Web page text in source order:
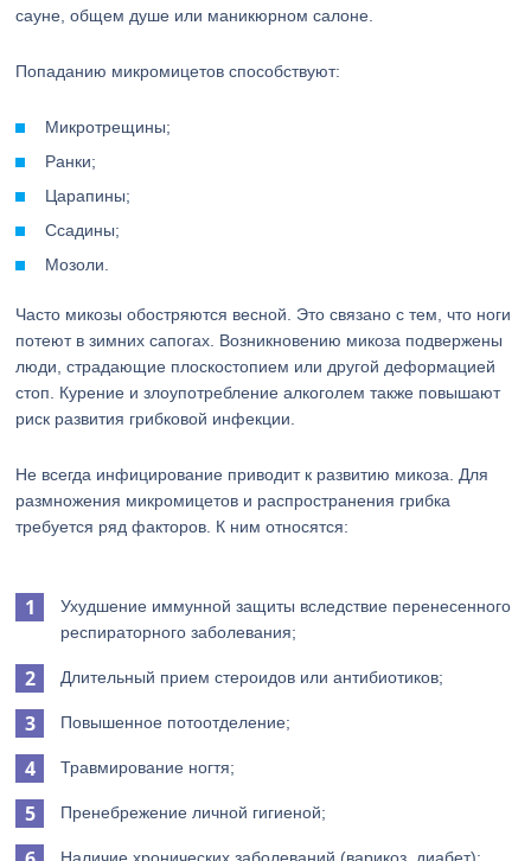
сауне, общем душе или маникюрном салоне.
Попаданию микромицетов способствуют:
Микротрещины;
Ранки;
Царапины;
Ссадины;
Мозоли.
Часто микозы обостряются весной. Это связано с тем, что ноги
потеют в зимних сапогах. Возникновению микоза подвержены
люди, страдающие плоскостопием или другой деформацией
стоп. Курение и злоупотребление алкоголем также повышают
риск развития грибковой инфекции.
Не всегда инфицирование приводит к развитию микоза. Для
размножения микромицетов и распространения грибка
требуется ряд факторов. К ним относятся:
Ухудшение иммунной защиты вследствие перенесенного
респираторного заболевания;
Длительный прием стероидов или антибиотиков;
Повышенное потоотделение;
Травмирование ногтя;
Пренебрежение личной гигиеной;